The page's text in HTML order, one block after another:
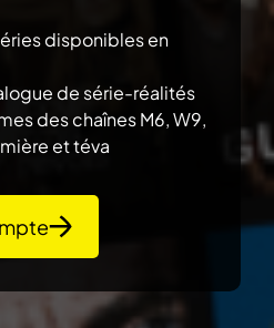
disponibles en
de série-réalités
des chaînes M6, W9,
et téva